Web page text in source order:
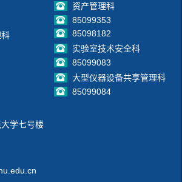
资产管理科
85099353
85098182
实验室技术安全科
85099083
大型仪器设备共享管理科
85099084
学七号楼